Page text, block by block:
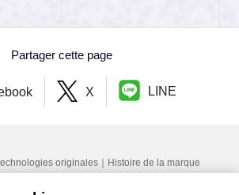
Partager cette page
X LINE
originales｜Histoire de la marque